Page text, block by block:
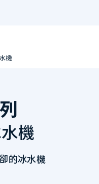
機
機
的冰水機